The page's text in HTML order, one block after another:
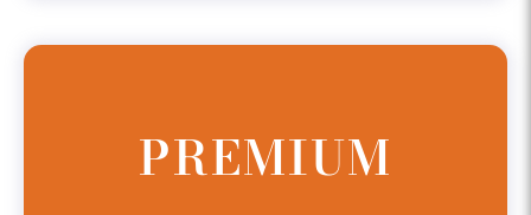
PREMIUM